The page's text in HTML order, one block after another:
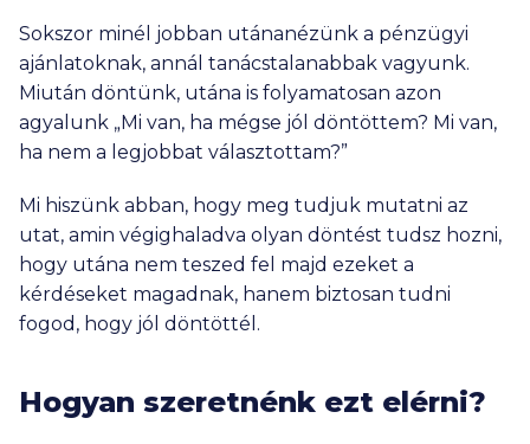
Sokszor minél jobban utánanézünk a pénzügyi
ajánlatoknak, annál tanácstalanabbak vagyunk.
Miután döntünk, utána is folyamatosan azon
agyalunk „Mi van, ha mégse jól döntöttem? Mi van,
ha nem a legjobbat választottam?”
Mi hiszünk abban, hogy meg tudjuk mutatni az
utat, amin végighaladva olyan döntést tudsz hozni,
hogy utána nem teszed fel majd ezeket a
kérdéseket magadnak, hanem biztosan tudni
fogod, hogy jól döntöttél.
Hogyan szeretnénk ezt elérni?